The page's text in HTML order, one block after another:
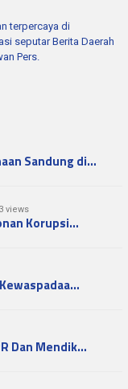
terpercaya di
seputar Berita Daerah
Pers.
Sandung di…
views
Korupsi…
Dan Mendik…